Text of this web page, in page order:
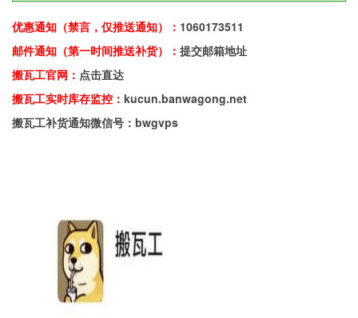
优惠通知（禁言，仅推送通知）： 1060173511
邮件通知（第一时间推送补货）： 提交邮箱地址
搬瓦工官网： 点击直达
搬瓦工实时库存监控： kucun.banwagong.net
搬瓦工补货通知微信号：bwgvps